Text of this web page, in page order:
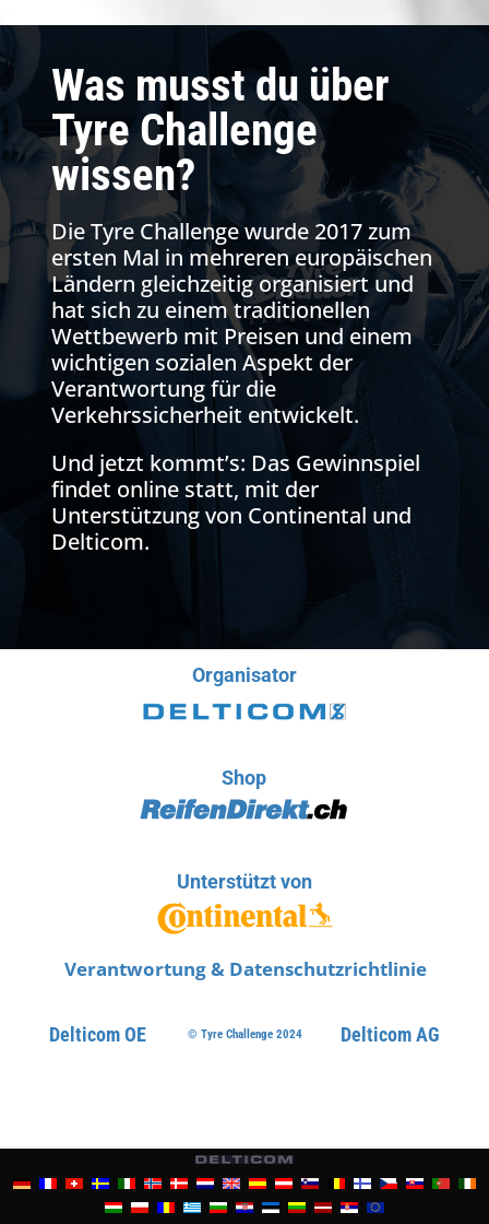
Was musst du über
Tyre Challenge
wissen?
Die Tyre Challenge wurde 2017 zum
ersten Mal in mehreren europäischen
Ländern gleichzeitig organisiert und
hat sich zu einem traditionellen
Wettbewerb mit Preisen und einem
wichtigen sozialen Aspekt der
Verantwortung für die
Verkehrssicherheit entwickelt.
Und jetzt kommt’s: Das Gewinnspiel
findet online statt, mit der
Unterstützung von Continental und
Delticom.
Organisator
Shop
Unterstützt von
Verantwortung & Datenschutzrichtlinie
Delticom OE © Tyre Challenge 2024 Delticom AG